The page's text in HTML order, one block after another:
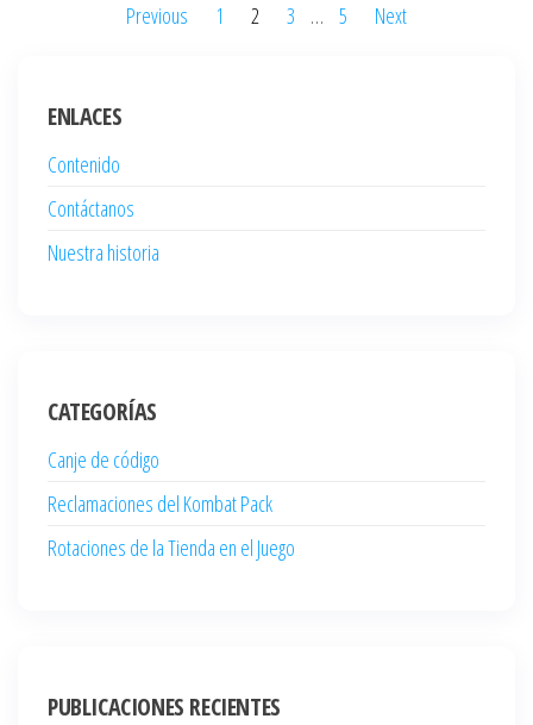
Previous 1 2 3 … 5 Next
ENLACES
Contenido
Contáctanos
Nuestra historia
CATEGORÍAS
Canje de código
Reclamaciones del Kombat Pack
Rotaciones de la Tienda en el Juego
PUBLICACIONES RECIENTES